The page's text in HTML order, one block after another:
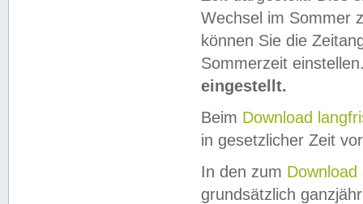
Wechsel im Sommer
können Sie die
Sommerzeit
eingestellt.
Beim Download
in gesetzlicher Zeit
In den zum Download
grundsätzlich